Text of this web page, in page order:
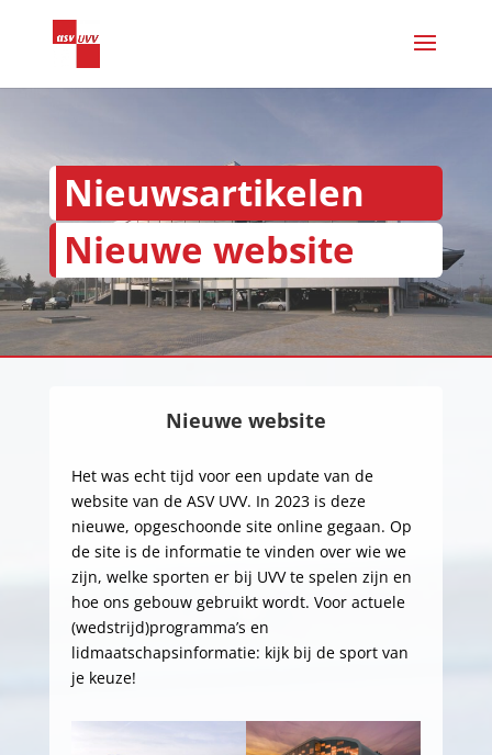
Nieuwsartikelen
Nieuwe website
Nieuwe website
Het was echt tijd voor een update van de
website van de ASV UVV. In 2023 is deze
nieuwe, opgeschoonde site online gegaan. Op
de site is de informatie te vinden over wie we
zijn, welke sporten er bij UVV te spelen zijn en
hoe ons gebouw gebruikt wordt. Voor actuele
(wedstrijd)programma’s en
lidmaatschapsinformatie: kijk bij de sport van
je keuze!